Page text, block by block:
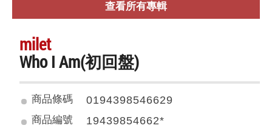
查看所有專輯
milet
Who I Am(初回盤)
商品條碼 0194398546629
商品編號 19439854662*